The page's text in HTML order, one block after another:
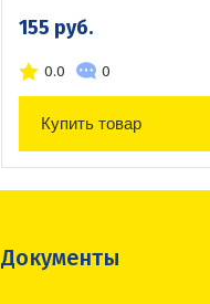
155 руб.
0.0 0
Купить товар
Документы